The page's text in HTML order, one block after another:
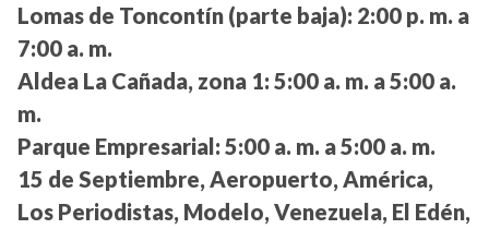
Lomas de Toncontín (parte baja): 2:00 p. m. a
7:00 a. m.
Aldea La Cañada, zona 1: 5:00 a. m. a 5:00 a.
m.
Parque Empresarial: 5:00 a. m. a 5:00 a. m.
15 de Septiembre, Aeropuerto, América,
Los Periodistas, Modelo, Venezuela, El Edén,